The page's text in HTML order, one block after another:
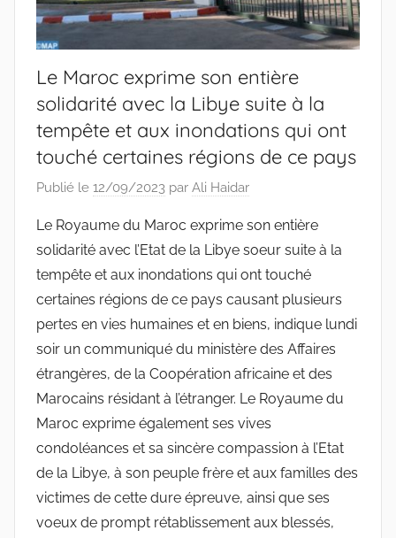
Le Maroc exprime son entière
solidarité avec la Libye suite à la
tempête et aux inondations qui ont
touché certaines régions de ce pays
Publié le 12/09/2023 par Ali Haidar
Le Royaume du Maroc exprime son entière
solidarité avec l’Etat de la Libye soeur suite à la
tempête et aux inondations qui ont touché
certaines régions de ce pays causant plusieurs
pertes en vies humaines et en biens, indique lundi
soir un communiqué du ministère des Affaires
étrangères, de la Coopération africaine et des
Marocains résidant à l’étranger. Le Royaume du
Maroc exprime également ses vives
condoléances et sa sincère compassion à l’Etat
de la Libye, à son peuple frère et aux familles des
victimes de cette dure épreuve, ainsi que ses
voeux de prompt rétablissement aux blessés,